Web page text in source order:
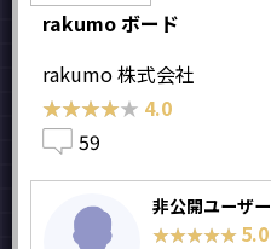
rakumo ボード
rakumo 株式会社
★★★★★
★★★★★ 4.0
59
非公開ユーザー
★★★★★
★★★★★ 5.0